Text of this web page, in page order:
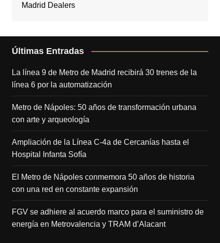
Madrid Dealers
Últimas Entradas
La línea 9 de Metro de Madrid recibirá 30 trenes de la
línea 6 por la automatización
Metro de Nápoles: 50 años de transformación urbana
con arte y arqueología
Ampliación de la Línea C-4a de Cercanías hasta el
Hospital Infanta Sofía
El Metro de Nápoles conmemora 50 años de historia
con una red en constante expansión
FGV se adhiere al acuerdo marco para el suministro de
energía en Metrovalencia y TRAM d’Alacant